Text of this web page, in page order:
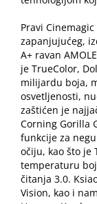
Pravi
zapanjujućeg,
A+ ravan
je TrueColor,
milijardu boja,
osvetljenosti,
zaštićen je
Corning Gorilla
funkcije za
očiju, kao što je
temperaturu
čitanja 3.0.
Vision, kao i